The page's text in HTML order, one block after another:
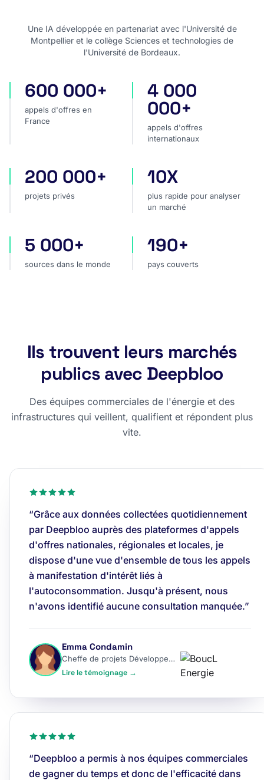
Une IA développée en partenariat avec l'Université de
Montpellier et le collège Sciences et technologies de
l'Université de Bordeaux.
appels d'offres en France
600 000+
appels d'offres en
France
appels d'offres
4 000
000+
appels d'offres
internationaux
projets privés
200 000+
projets privés
plus rapide pour analyser
10X
plus rapide pour analyser
un marché
sources dans le monde
5 000+
sources dans le monde
pays couverts
190+
pays couverts
Ils trouvent leurs marchés
publics avec Deepbloo
Des équipes commerciales de l'énergie et des
infrastructures qui veillent, qualifient et répondent plus
vite.
“Grâce aux données collectées quotidiennement
par Deepbloo auprès des plateformes d'appels
d'offres nationales, régionales et locales, je
dispose d'une vue d'ensemble de tous les appels
à manifestation d'intérêt liés à
l'autoconsommation. Jusqu'à présent, nous
n'avons identifié aucune consultation manquée.”
Emma Condamin
Cheffe de projets Développement
Lire le témoignage →
“Deepbloo a permis à nos équipes commerciales
de gagner du temps et donc de l'efficacité dans